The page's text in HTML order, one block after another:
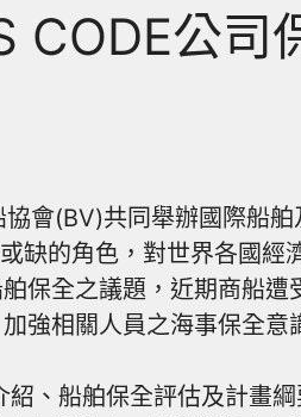
CODE公司
會(BV)共同舉辦國際船
缺的角色，對世界各國
保全之議題，近期商船
強相關人員之海事保全意
、船舶保全評估及計畫